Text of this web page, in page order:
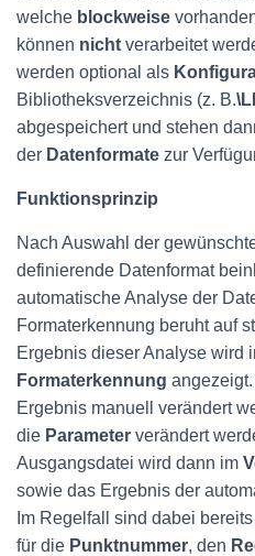
welche blockweise
können nicht verarbeitet
werden optional als
Bibliotheksverzeichnis (z. B.
abgespeichert und stehen
der Datenformate zur
Funktionsprinzip
Nach Auswahl der
definierende Datenformat
automatische Analyse der
Formaterkennung beruht auf
Ergebnis dieser Analyse wird
Formaterkennung
Ergebnis manuell verändert
die Parameter verändert
Ausgangsdatei wird dann im
sowie das Ergebnis der
Im Regelfall sind dabei
für die Punktnummer, den